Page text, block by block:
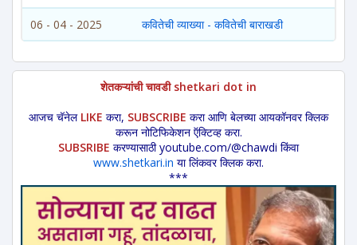
06 - 04 - 2025 कवितेची व्याख्या - कवितेची बाराखडी
शेतकऱ्यांची चावडी shetkari dot in
आजच चॅनेल LIKE करा, SUBSCRIBE करा आणि बेलच्या आयकॉनवर क्लिक
करून नोटिफिकेशन ऍक्टिव्ह करा.
SUBSRIBE करण्यासाठी youtube.com/@chawdi किंवा
www.shetkari.in या लिंकवर क्लिक करा.
***